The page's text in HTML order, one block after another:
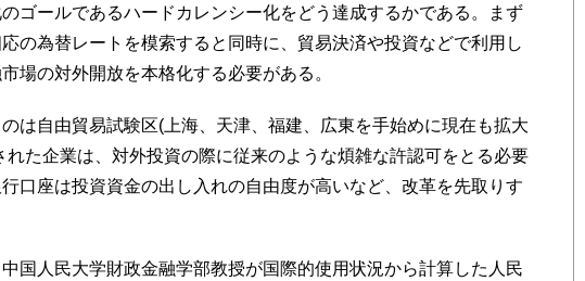
ゴールであるハードカレンシー化をどう達成するかである。まず
の為替レートを模索すると同時に、貿易決済や投資などで利用し
場の対外開放を本格化する必要がある。
は自由貿易試験区(上海、天津、福建、広東を手始めに現在も拡大
れた企業は、対外投資の際に従来のような煩雑な許認可をとる必要
口座は投資資金の出し入れの自由度が高いなど、改革を先取りす
国人民大学財政金融学部教授が国際的使用状況から計算した人民